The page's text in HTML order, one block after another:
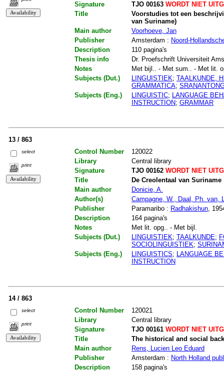
Signature
TJO 00163WORDT NIET
Title
Voorstudies tot een
van Suriname)
Main author
Voorhoeve, Jan
Publisher
Amsterdam : Noord-
Description
110 pagina's
Thesis info
Dr. Proefschrift Universiteit
Notes
Met bijl.. - Met sum.. - Met lit.
Subjects (Dut.)
LINGUISTIEK; TAALKUNDE,
GRAMMATICA;
Subjects (Eng.)
LINGUISTIC; LANGUAGE
INSTRUCTION; GRAMMAR
13 / 863
select
print
Control Number
120022
Library
Central library
Signature
TJO 00162WORDT NIET
Title
De Creolentaal van
Main author
Donicie, A.
Author(s)
Campagne, W., Daal, Ph. van,
Publisher
Paramaribo : Radhakishun,
Description
164 pagina's
Notes
Met lit. opg.. - Met bijl.
Subjects (Dut.)
LINGUISTIEK; TAALKUNDE;
SOCIOLINGUISTIEK;
Subjects (Eng.)
LINGUISTICS;
LANGUAGE
INSTRUCTION
14 / 863
select
print
Control Number
120021
Library
Central library
Signature
TJO 00161WORDT NIET
Title
The historical and social
Main author
Rens, Lucien Leo Eduard
Publisher
Amsterdam : North Holland
Description
158 pagina's